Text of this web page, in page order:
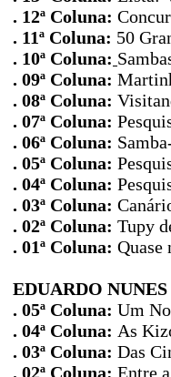
. 12ª Coluna:
. 11ª Coluna: 50
. 10ª Coluna:
. 09ª Coluna:
. 08ª Coluna:
. 07ª Coluna:
. 06ª Coluna:
. 05ª Coluna:
. 04ª Coluna:
. 03ª Coluna:
. 02ª Coluna: Tupy
. 01ª Coluna: Quase
EDUARDO NUNES
. 05ª Coluna: Um
. 04ª Coluna: As
. 03ª Coluna: Das
. 02ª Coluna: Entre